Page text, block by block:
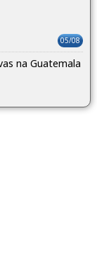
05/08
na Guatemala